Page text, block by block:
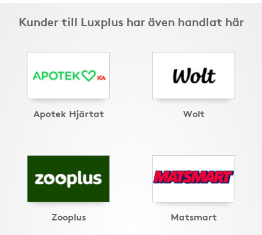
Kunder till Luxplus har även handlat här
Apotek Hjärtat Wolt
Zooplus Matsmart